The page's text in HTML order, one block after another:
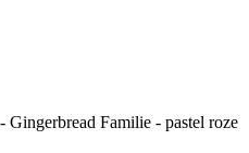
Familie - pastel roze